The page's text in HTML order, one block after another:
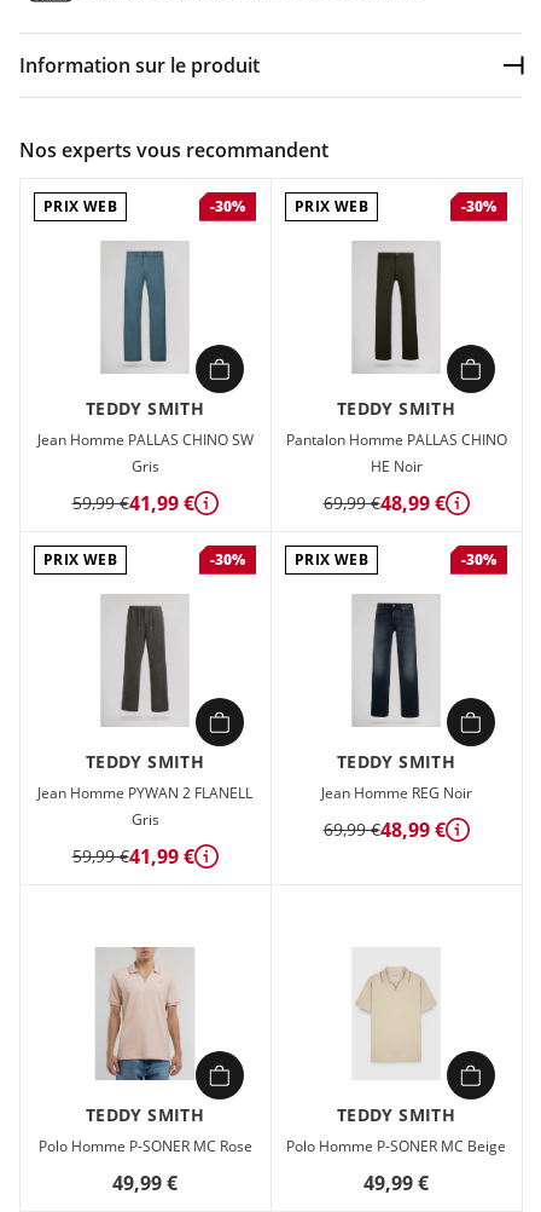
Information sur le produit
Pantalon Homme Teddy smith REG en vente à prix attractif
chez Sport 2000
Nos experts vous recommandent
PRIX WEB -30%
TEDDY SMITH
Jean Homme PALLAS CHINO SW
Gris
59,99 €41,99 € Détails
PRIX WEB -30%
TEDDY SMITH
Pantalon Homme PALLAS CHINO
HE Noir
69,99 €48,99 € Détails
PRIX WEB -30%
TEDDY SMITH
Jean Homme PYWAN 2 FLANELL
Gris
59,99 €41,99 € Détails
PRIX WEB -30%
TEDDY SMITH
Jean Homme REG Noir
69,99 €48,99 € Détails
TEDDY SMITH
Polo Homme P-SONER MC Rose
49,99 €
TEDDY SMITH
Polo Homme P-SONER MC Beige
49,99 €